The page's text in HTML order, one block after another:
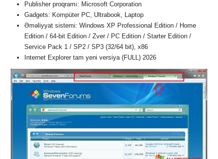
Publisher proqramı: Microsoft Corporation
Gadgets: Kompüter PC, Ultrabook, Laptop
Əməliyyat sistemi: Windows XP Professional Edition / Home
Edition / 64-bit Edition / Zver / PC Edition / Starter Edition /
Service Pack 1 / SP2 / SP3 (32/64 bit), x86
Internet Explorer tam yeni versiya (FULL) 2026